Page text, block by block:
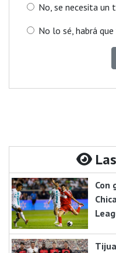
No, se necesita un
No lo sé, habrá
Con